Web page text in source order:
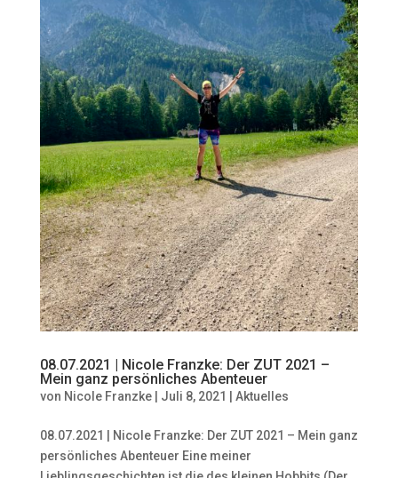
08.07.2021 | Nicole Franzke: Der ZUT 2021 –
Mein ganz persönliches Abenteuer
von Nicole Franzke| Juli 8, 2021 Aktuelles
08.07.2021 | Nicole Franzke: Der ZUT 2021 – Mein ganz
persönliches Abenteuer Eine meiner